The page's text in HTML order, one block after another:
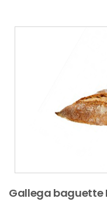
Gallega baguette